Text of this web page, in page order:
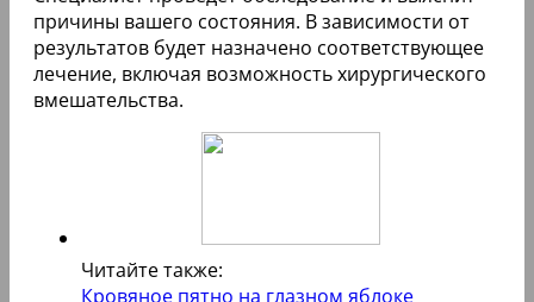
причины вашего состояния. В зависимости от
результатов будет назначено соответствующее
лечение, включая возможность хирургического
вмешательства.
Читайте также:
Кровяное пятно на глазном яблоке